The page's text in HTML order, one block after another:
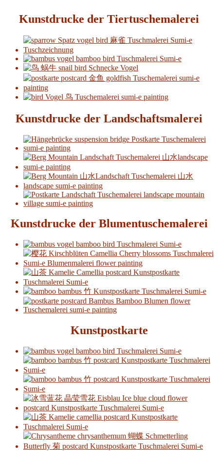
Kunstdrucke der Tiertuschemalerei
Kunstdrucke der Landschaftsmalerei
Kunstdrucke der Blumentuschemalerei
Kunstpostkarte